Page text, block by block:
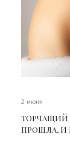
2 июня
ТОРЧАЩИЙ
ПРОШЛА, И